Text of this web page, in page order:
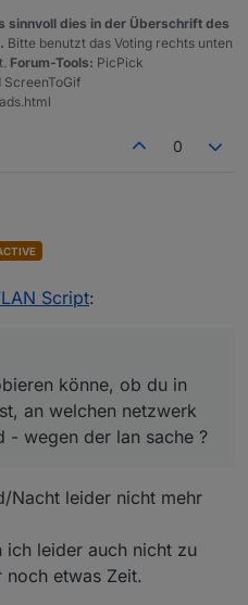
sinnvoll dies in der Überschrift des
Bitte benutzt das Voting rechts unten
Forum-Tools: PicPick
0
an welchen netzwerk die
- wegen der lan sache ?
Script:
könne, ob du in
an welchen netzwerk
- wegen der lan sache ?
Nacht leider nicht mehr
ich leider auch nicht zu
noch etwas Zeit.